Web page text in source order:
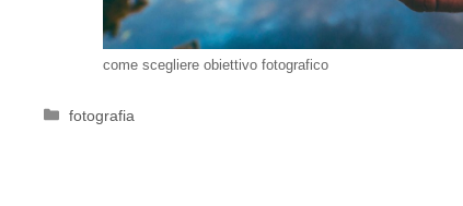
come scegliere obiettivo fotografico
Categorie
fotografia